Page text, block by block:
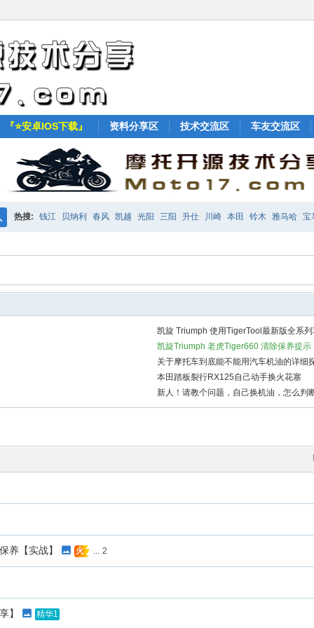
『⭐安卓IOS下载』 资料分享区 技术交流区 车友交流区
热搜: 钱江 贝纳利 春风 凯越 光阳 三阳 升仕 川崎 本田 铃木 雅马哈 宝
凯旋 Triumph 使用TigerTool最新版全系
凯旋Triumph 老虎Tiger660 清除保养提示
关于摩托车到底能不能用汽车机油的详细
本田踏板裂行RX125自己动手换火花塞
新人！请教个问题，自己换机油，怎么判
养【实战】 火 ... 2
】 精华1